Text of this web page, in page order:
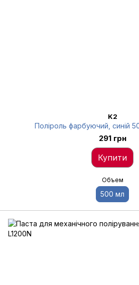
K2
Поліроль фарбуючий, синій
291 грн
Купити
Объем
500 мл